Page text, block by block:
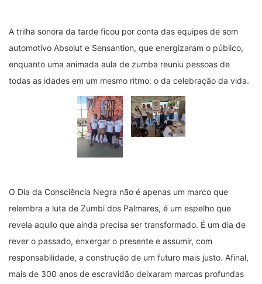
A trilha sonora da tarde ficou por conta das equipes de som
automotivo Absolut e Sensantion, que energizaram o público,
enquanto uma animada aula de zumba reuniu pessoas de
todas as idades em um mesmo ritmo: o da celebração da vida.
O Dia da Consciência Negra não é apenas um marco que
relembra a luta de Zumbi dos Palmares, é um espelho que
revela aquilo que ainda precisa ser transformado. É um dia de
rever o passado, enxergar o presente e assumir, com
responsabilidade, a construção de um futuro mais justo. Afinal,
mais de 300 anos de escravidão deixaram marcas profundas